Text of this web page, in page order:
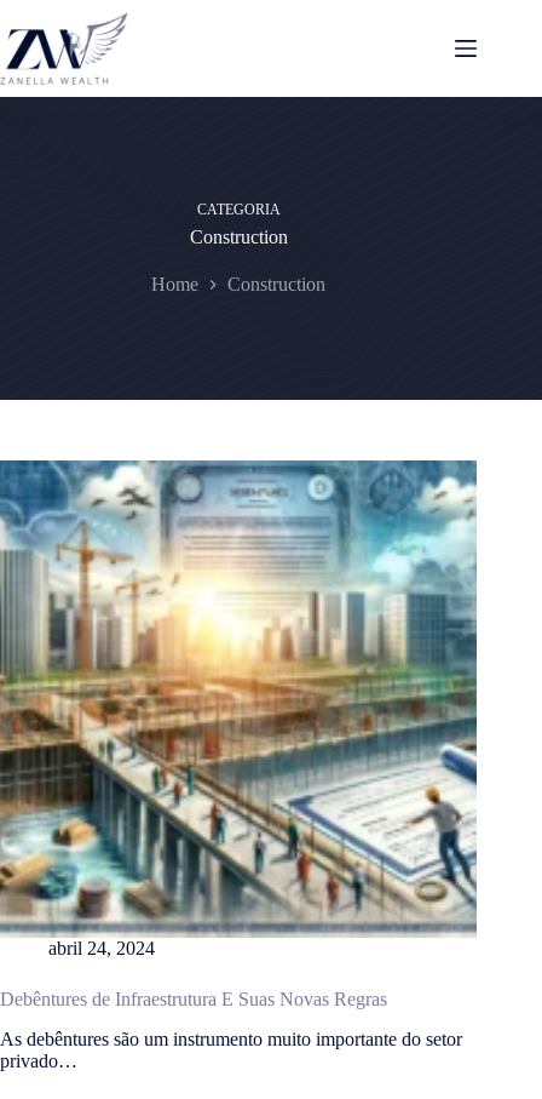
para
conteúdo
CATEGORIA
Construction
Home Construction
abril 24, 2024
Debêntures de Infraestrutura E Suas Novas Regras
As debêntures são um instrumento muito importante do setor
privado…